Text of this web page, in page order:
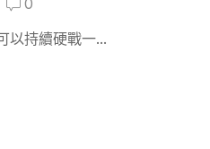
0
以持續硬戰一...